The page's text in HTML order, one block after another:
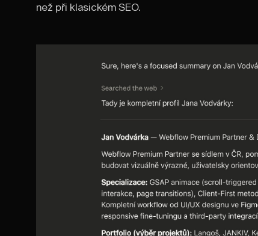
než při klasickém SEO.